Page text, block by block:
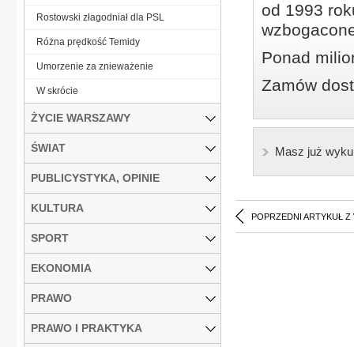
od 1993
Ponad
Zamów
Masz już
POPRZEDNI ARTYKUŁ Z
Rostowski złagodniał dla PSL
Różna prędkość Temidy
Umorzenie za znieważenie
W skrócie
ŻYCIE WARSZAWY
ŚWIAT
PUBLICYSTYKA, OPINIE
KULTURA
SPORT
EKONOMIA
PRAWO
PRAWO I PRAKTYKA